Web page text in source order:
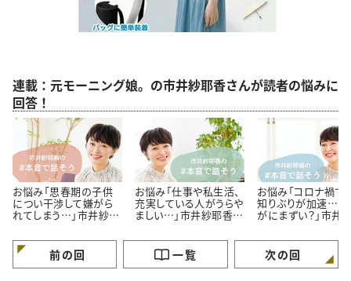
連載：元モーニング娘。の市井紗耶香さんが読者の悩みに
回答！
お悩み「思春期の子供
につい干渉して嫌がら
れてしまう…」市井紗耶
お悩み「仕事や私生活、
充実している人がうらや
ましい…」市井紗耶香さ
お悩み「コロナ禍で
知りぶりが加速…さ
がにまずい？」市井
前の回 一覧 次の回